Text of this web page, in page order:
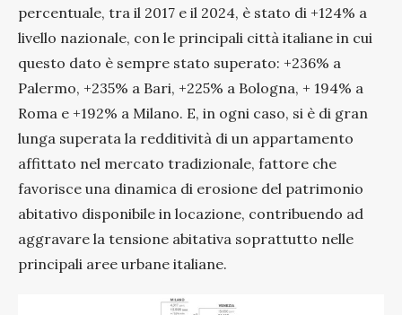
percentuale, tra il 2017 e il 2024, è stato di +124% a
livello nazionale, con le principali città italiane in cui
questo dato è sempre stato superato: +236% a
Palermo, +235% a Bari, +225% a Bologna, + 194% a
Roma e +192% a Milano. E, in ogni caso, si è di gran
lunga superata la redditività di un appartamento
affittato nel mercato tradizionale, fattore che
favorisce una dinamica di erosione del patrimonio
abitativo disponibile in locazione, contribuendo ad
aggravare la tensione abitativa soprattutto nelle
principali aree urbane italiane.